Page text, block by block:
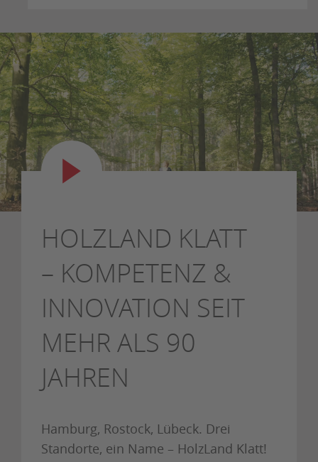
HOLZLAND KLATT
– KOMPETENZ &
INNOVATION SEIT
MEHR ALS 90
JAHREN
Hamburg, Rostock, Lübeck. Drei
Standorte, ein Name – HolzLand Klatt!